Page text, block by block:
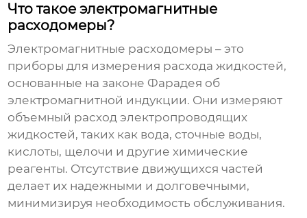
Что такое электромагнитные
расходомеры?
Электромагнитные расходомеры – это
приборы для измерения расхода жидкостей,
основанные на законе Фарадея об
электромагнитной индукции. Они измеряют
объемный расход электропроводящих
жидкостей, таких как вода, сточные воды,
кислоты, щелочи и другие химические
реагенты. Отсутствие движущихся частей
делает их надежными и долговечными,
минимизируя необходимость обслуживания.